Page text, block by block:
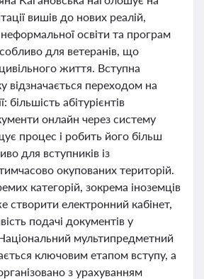
вишів до нових реалій,
освіти та програм
для ветеранів, що
життя. Вступна
відзначається переходом на
більшість абітурієнтів
онлайн через систему
процес і робить його більш
для вступників із
окупованих територій.
категорій, зокрема іноземців
створити електронний кабінет,
подачі документів у
мультипредметний
ключовим етапом вступу, а
з урахуванням